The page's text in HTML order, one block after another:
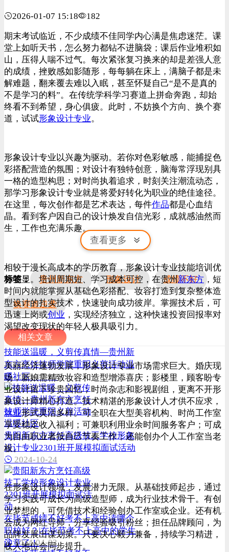
2026-01-07 15:18 182
期末考试临近，不少成绩不佳同学内心满是焦虑迷茫。课
堂上如听天书，怎么努力都钻不进脑袋；课后作业堆积如
山，压得人喘不过气。每次紧张复习换来的却是差强人意
的成绩，挫败感如影随形，每每躺在床上，满脑子都是未
解难题，翻来覆去难以入眠，甚至怀疑自己“是不是真的
不是学习的料”。在传统学科学习赛道上拼命奔跑，却始
终看不到希望，身心俱疲。此时，不妨换个方向、换个赛
道，试试形象设计专业。
形象设计专业以兴趣为驱动。若你对色彩敏感，能捕捉色
彩搭配营造的氛围；对设计有独特创意，脑海常浮现别具
一格的造型构思；对时尚执着追求，时刻关注潮流动态，
那学习形象设计专业就是将爱好转化为职业的绝佳途径。
在这里，每次创作都是艺术表达，每件作品都是心血结
晶。看到客户因自己的设计焕发自信光彩，成就感油然而
生，工作也充满乐趣。
相较于漫长高成本的学历教育，形象设计专业技能培训优
势明显。培训周期短、学习成本可控，在贵州新东方 ，短
时间内就能掌握从基础色彩搭配、妆容打造到复杂整体造
型设计的扎实技术，快速驶向成功彼岸。掌握技术后，可
迅速上岗或创业 ，实现经济独立，这种快速投资回报率对
渴望改变现状的年轻人极具吸引力。
美丽经济蓬勃发展，形象设计专业市场需求巨大。婚庆现
场，新娘需精致妆容和造型增添喜庆；影楼里，顾客盼专
业设计留下珍贵回忆；时尚杂志和影视剧组，更离不开形
象设计师精心打造。技术精湛的形象设计人才供不应求，
就业形式灵活多样。可全职在大型美容机构、时尚工作室
享受稳定收入福利；可兼职利用业余时间服务客户；可成
为自由职业者按自己节奏工作；还能创办个人工作室当老
板。
在形象设计领域，发展潜力无限。从基础技师起步，通过
学习实践可成长为高级造型师，成为行业技术骨干。有创
业梦想的，可凭借技术和经验创办工作室或企业。还有机
会成为网红导师，分享经验吸引粉丝；担任品牌顾问，为
品牌发展出谋划策。只要决心毅力兼备，持续学习精进，
收入地位会同步提升。
查看更多
标签： 贵州新东方 形象设计 成绩不好
换赛道逆袭
相关文章
技能送温暖，义剪传真情—贵州新
东方烹饪技师学院重阳义剪活动温
暖社区
2025-10-30
贵阳新东方烹饪高级技工学校形象
设计专业2301班开展模拟面试活动
2024-10-24
在毕节成绩不好考不上高中读哪个
职校好？|在毕节考不上高中的学生
注意了！
2024-04-03